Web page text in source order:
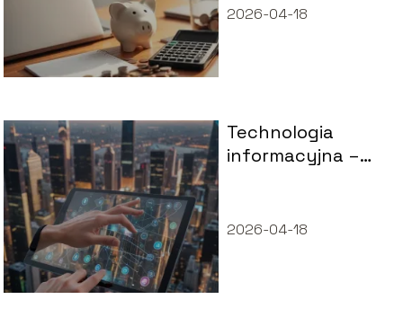
2026-04-18
Technologia
informacyjna –
znaczenie?
2026-04-18